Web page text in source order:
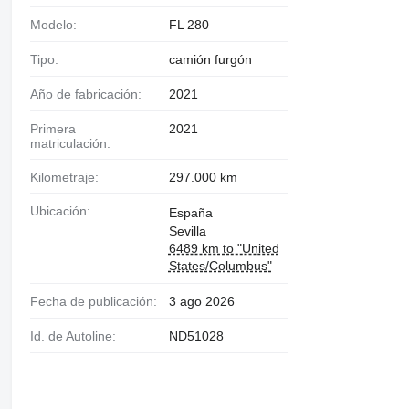
Modelo: FL 280
Tipo: camión furgón
Año de fabricación: 2021
Primera
matriculación:
2021
Kilometraje: 297.000 km
Ubicación:
España
Sevilla
6489 km to "United
States/Columbus"
Fecha de publicación: 3 ago 2026
Id. de Autoline: ND51028